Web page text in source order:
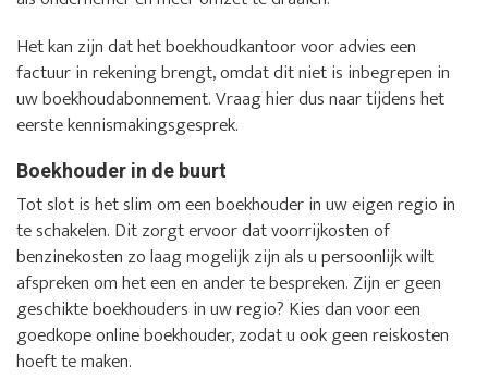
Het kan zijn dat het boekhoudkantoor voor advies een
factuur in rekening brengt, omdat dit niet is inbegrepen in
uw boekhoudabonnement. Vraag hier dus naar tijdens het
eerste kennismakingsgesprek.
Boekhouder in de buurt
Tot slot is het slim om een boekhouder in uw eigen regio in
te schakelen. Dit zorgt ervoor dat voorrijkosten of
benzinekosten zo laag mogelijk zijn als u persoonlijk wilt
afspreken om het een en ander te bespreken. Zijn er geen
geschikte boekhouders in uw regio? Kies dan voor een
goedkope online boekhouder, zodat u ook geen reiskosten
hoeft te maken.